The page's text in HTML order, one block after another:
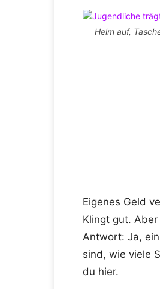
Helm auf,
Eigenes Geld
Klingt gut.
Antwort: Ja,
sind, wie viele
du hier.